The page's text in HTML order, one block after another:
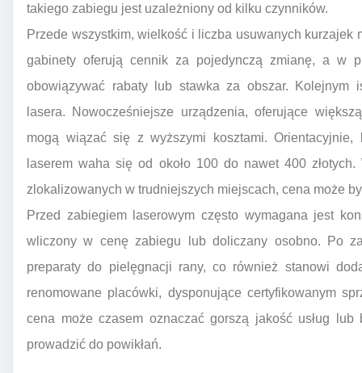
takiego zabiegu jest uzależniony od kilku czynników.
Przede wszystkim, wielkość i liczba usuwanych kurzajek
gabinety oferują cennik za pojedynczą zmianę, a w
obowiązywać rabaty lub stawka za obszar. Kolejnym
lasera. Nowocześniejsze urządzenia, oferujące
mogą wiązać się z wyższymi kosztami.
laserem waha się od około 100 do nawet 400
zlokalizowanych w trudniejszych miejscach, cena może
Przed zabiegiem laserowym często wymagana jest
wliczony w cenę zabiegu lub doliczany osobno. Po
preparaty do pielęgnacji rany, co również stanowi
renomowane placówki, dysponujące certyfikowanym
cena może czasem oznaczać gorszą jakość usług
prowadzić do powikłań.